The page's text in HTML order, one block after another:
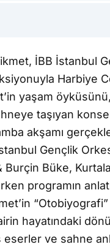
İBB İstanbul
Harbiye
yaşam
taşıyan
akşamı
Gençlik
Burçin Büke,
programın
hayatındaki
ve sahne